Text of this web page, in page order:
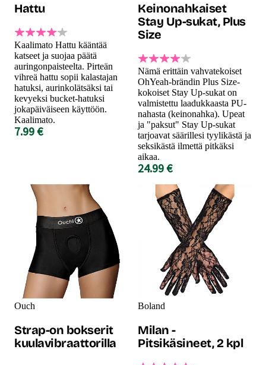
Hattu
Kaalimato Hattu kääntää
katseet ja suojaa päätä
auringonpaisteelta. Pirteän
vihreä hattu sopii kalastajan
hatuksi, aurinkolätsäksi tai
kevyeksi bucket-hatuksi
jokapäiväiseen käyttöön.
Kaalimato.
7.99 €
Keinonahkaiset
Stay Up-sukat, Plus
Size
Nämä erittäin vahvatekoiset
OhYeah-brändin Plus Size-
kokoiset Stay Up-sukat on
valmistettu laadukkaasta PU-
nahasta (keinonahka). Upeat
ja "paksut" Stay Up-sukat
tarjoavat säärillesi tyylikästä ja
seksikästä ilmettä pitkäksi
aikaa.
24.99 €
Ouch
Strap-on bokserit
kuulavibraattorilla
Boland
Milan -
Pitsikäsineet, 2 kpl